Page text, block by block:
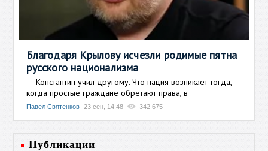
Благодаря Крылову исчезли родимые пятна
русского национализма
Константин учил другому. Что нация возникает тогда,
когда простые граждане обретают права, в
Павел Святенков 23 сен, 14:48 342 675
Публикации